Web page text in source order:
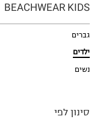
BEACHWEAR KIDS
גברים
ילדים
נשים
סינון לפי